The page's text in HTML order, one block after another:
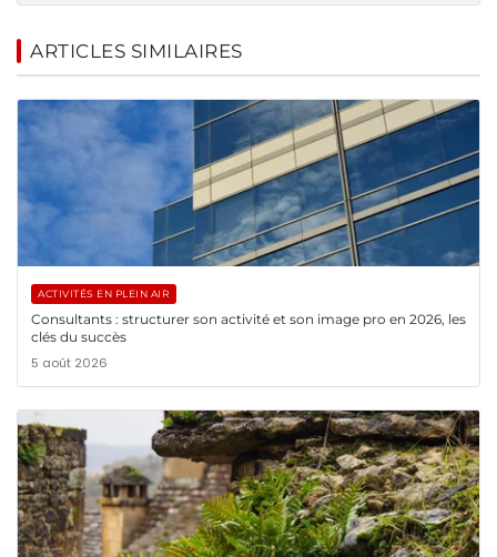
ARTICLES SIMILAIRES
ACTIVITÉS EN PLEIN AIR
Consultants : structurer son activité et son image pro en 2026, les
clés du succès
5 août 2026